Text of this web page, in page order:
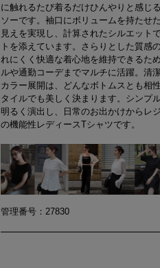
に触れるたび着るだけひんやりと感じ
ソーです。袖口にボリュームを持たせ
見えを実現し、計算されたシルエット
トを添えています。さらりとした質感
れにくく快適な着心地を維持できるた
ルや通勤コーデまでマルチに活躍。清
カラー展開は、どんなボトムスとも相
タイルでも美しく決まります。シンプ
明るく演出し、日常のお出かけからレ
の機能性レディースTシャツです。
管理番号：27830